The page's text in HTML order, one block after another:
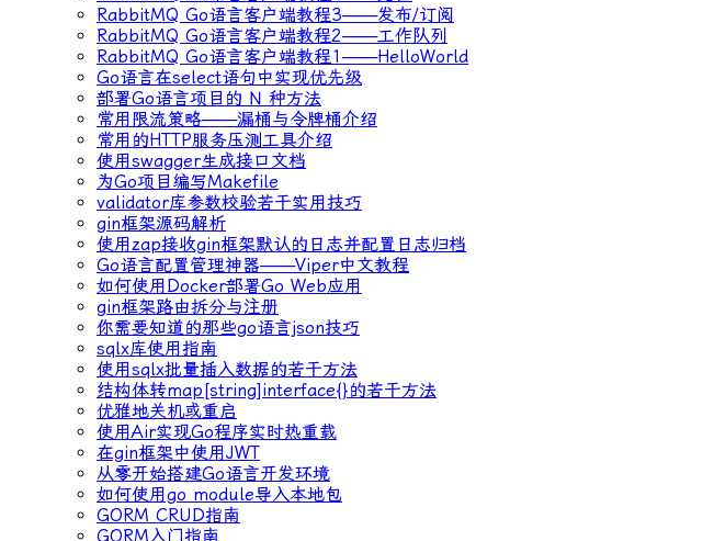
RabbitMQ Go语言客户端教程3——发布/订阅
RabbitMQ Go语言客户端教程2——工作队列
RabbitMQ Go语言客户端教程1——HelloWorld
Go语言在select语句中实现优先级
部署Go语言项目的 N 种方法
常用限流策略——漏桶与令牌桶介绍
常用的HTTP服务压测工具介绍
使用swagger生成接口文档
为Go项目编写Makefile
validator库参数校验若干实用技巧
gin框架源码解析
使用zap接收gin框架默认的日志并配置日志归档
Go语言配置管理神器——Viper中文教程
如何使用Docker部署Go Web应用
gin框架路由拆分与注册
你需要知道的那些go语言json技巧
sqlx库使用指南
使用sqlx批量插入数据的若干方法
结构体转map[string]interface{}的若干方法
优雅地关机或重启
使用Air实现Go程序实时热重载
在gin框架中使用JWT
从零开始搭建Go语言开发环境
如何使用go module导入本地包
GORM CRUD指南
GORM入门指南